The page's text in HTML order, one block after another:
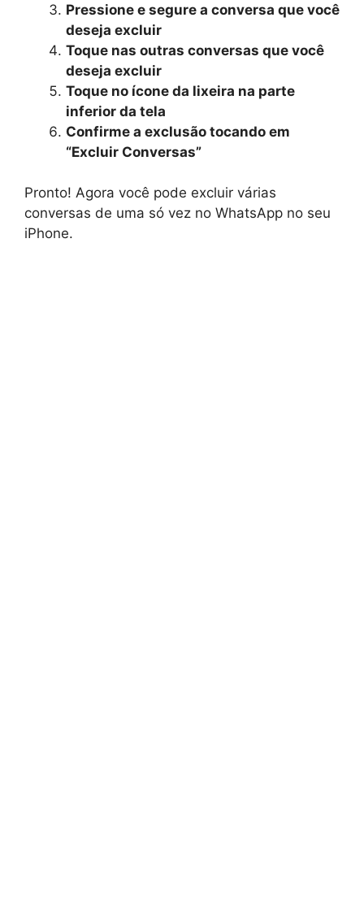
Pressione e segure a conversa que você
deseja excluir
Toque nas outras conversas que você
deseja excluir
Toque no ícone da lixeira na parte
inferior da tela
Confirme a exclusão tocando em
“Excluir Conversas”
Pronto! Agora você pode excluir várias
conversas de uma só vez no WhatsApp no seu
iPhone.